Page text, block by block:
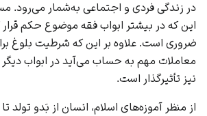
در زندگی فردی و اجتماعی به‌شمار می‌رود.
این که در بیشتر ابواب فقه موضوع حکم
ضروری است. علاوه بر این که شرطیت بلوغ
معاملات مهم به حساب می‌آید در ابواب
نیز تأثیرگذار است.
از منظر آموزه‌های اسلام، انسان از بَدو تولد